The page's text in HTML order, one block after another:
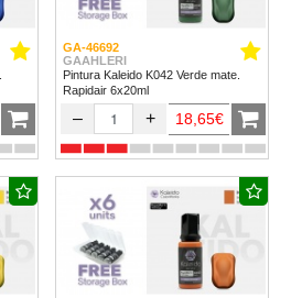
GA-46692
GAAHLERI
Pintura Kaleido K042 Verde mate.
Rapidair 6x20ml
– + 18,65€